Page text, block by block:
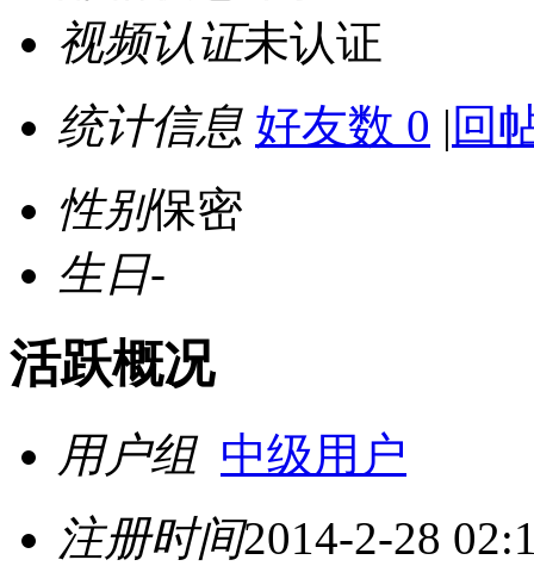
视频认证未认证
统计信息 好友数 0 | 回
性别保密
生日-
活跃概况
用户组 中级用户
注册时间2014-2-28